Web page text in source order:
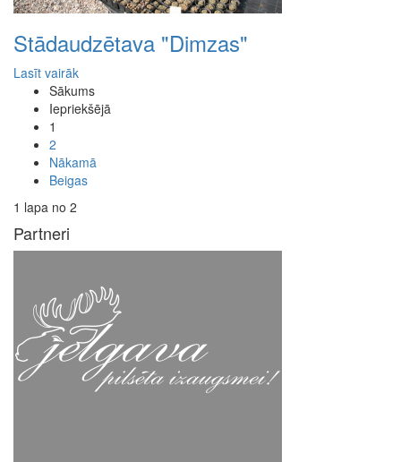
Stādaudzētava "Dimzas"
Lasīt vairāk
Sākums
Iepriekšējā
1
2
Nākamā
Beigas
1 lapa no 2
Partneri